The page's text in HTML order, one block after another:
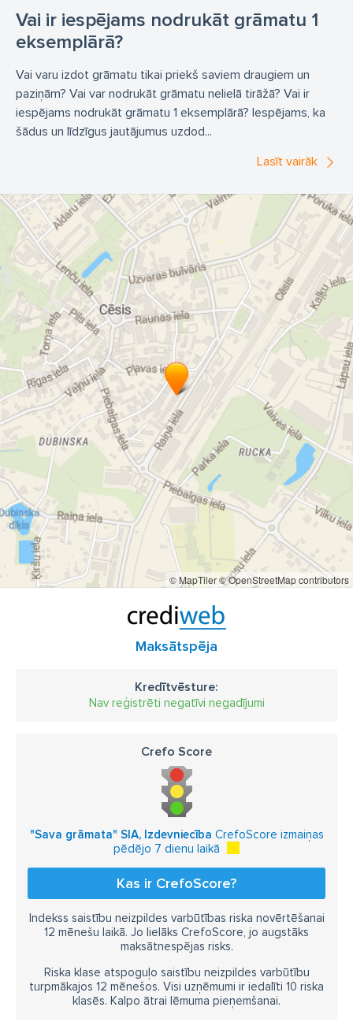
Vai ir iespējams nodrukāt grāmatu 1
eksemplārā?
Vai varu izdot grāmatu tikai priekš saviem draugiem un
paziņām? Vai var nodrukāt grāmatu nelielā tirāžā? Vai ir
iespējams nodrukāt grāmatu 1 eksemplārā? Iespējams, ka
šādus un līdzīgus jautājumus uzdod...
Lasīt vairāk
© MapTiler© OpenStreetMap contributors
Maksātspēja
Kredītvēsture:
Nav reģistrēti negatīvi negadījumi
Crefo Score
"Sava grāmata" SIA, Izdevniecība CrefoScore izmaiņas
pēdējo 7 dienu laikā
Kas ir CrefoScore?
Indekss saistību neizpildes varbūtības riska novērtēšanai
12 mēnešu laikā. Jo lielāks CrefoScore, jo augstāks
maksātnespējas risks.
Riska klase atspoguļo saistību neizpildes varbūtību
turpmākajos 12 mēnešos. Visi uzņēmumi ir iedalīti 10 riska
klasēs. Kalpo ātrai lēmuma pieņemšanai.